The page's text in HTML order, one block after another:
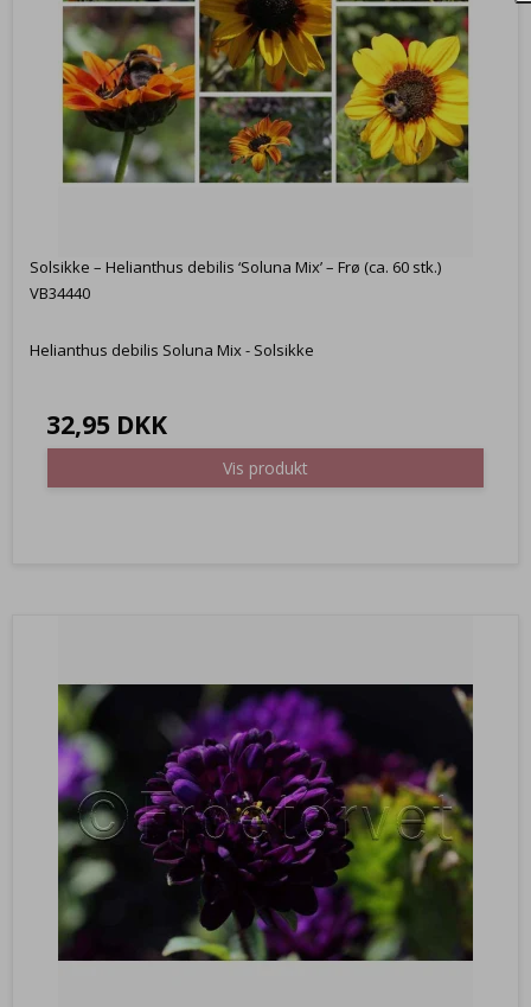
Solsikke – Helianthus debilis ‘Soluna Mix’ – Frø (ca. 60 stk.)
VB34440
Helianthus debilis Soluna Mix - Solsikke
32,95 DKK
Vis produkt